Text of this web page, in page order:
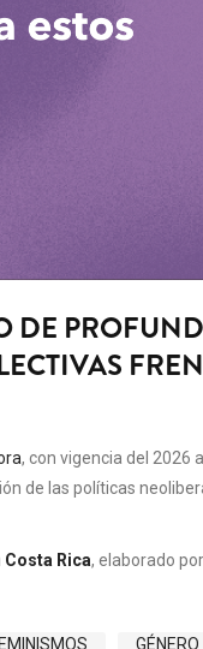
DE
, con vigencia del 2026
de las políticas
Rica, elaborado
GÉNERO